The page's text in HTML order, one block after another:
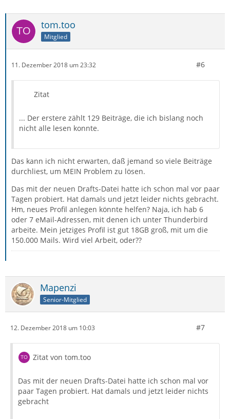
tom.too
Mitglied
11. Dezember 2018 um 23:32 #6
Zitat
... Der erstere zählt 129 Beiträge, die ich bislang noch
nicht alle lesen konnte.
Das kann ich nicht erwarten, daß jemand so viele Beiträge
durchliest, um MEIN Problem zu lösen.
Das mit der neuen Drafts-Datei hatte ich schon mal vor paar
Tagen probiert. Hat damals und jetzt leider nichts gebracht.
Hm, neues Profil anlegen könnte helfen? Naja, ich hab 6
oder 7 eMail-Adressen, mit denen ich unter Thunderbird
arbeite. Mein jetziges Profil ist gut 18GB groß, mit um die
150.000 Mails. Wird viel Arbeit, oder??
Mapenzi
Senior-Mitglied
12. Dezember 2018 um 10:03 #7
Zitat von tom.too
Das mit der neuen Drafts-Datei hatte ich schon mal vor
paar Tagen probiert. Hat damals und jetzt leider nichts
gebracht